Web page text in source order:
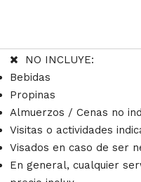
NO INCLUYE:
Bebidas
Propinas
Almuerzos / Cenas no
Visitas o actividades
Visados en caso de ser
En general, cualquier